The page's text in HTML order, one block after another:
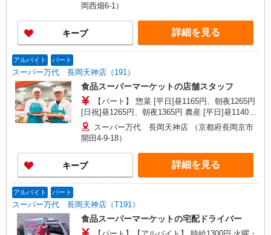
岡西畑6-1）
キープ 詳細を見る
アルバイト パート
スーパー万代 長岡天神店（191）
食品スーパーマーケットの店舗スタッフ
【パート】 惣菜 [平日]昼1165円、朝夜1265円
[日祝]昼1265円、朝夜1365円 農産 [平日]昼1140
円、朝夜1240円 [日祝]昼1240円、朝夜1340円
スーパー万代 長岡天神店 （京都府長岡京市
開田4-9-18）
キープ 詳細を見る
アルバイト パート
スーパー万代 長岡天神店（T191）
食品スーパーマーケットの宅配ドライバー